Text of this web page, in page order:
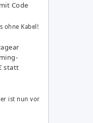
Code
ohne Kabel!
statt
ist nun vor